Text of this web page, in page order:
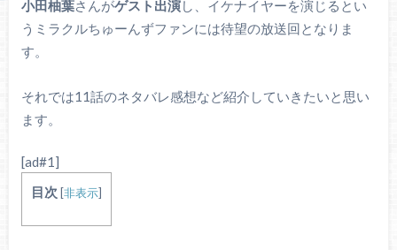
小田柚葉さんがゲスト出演し、イケナイヤーを演じるとい
うミラクルちゅーんずファンには待望の放送回となりま
す。
それでは11話のネタバレ感想など紹介していきたいと思い
ます。
[ad#1]
目次 [非表示]